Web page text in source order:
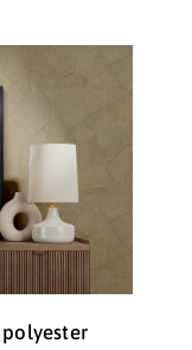
polyester